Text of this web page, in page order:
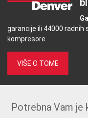
garancije ili 44000 radnih
kompresore.
VIŠE O TOME
Potrebna Vam je